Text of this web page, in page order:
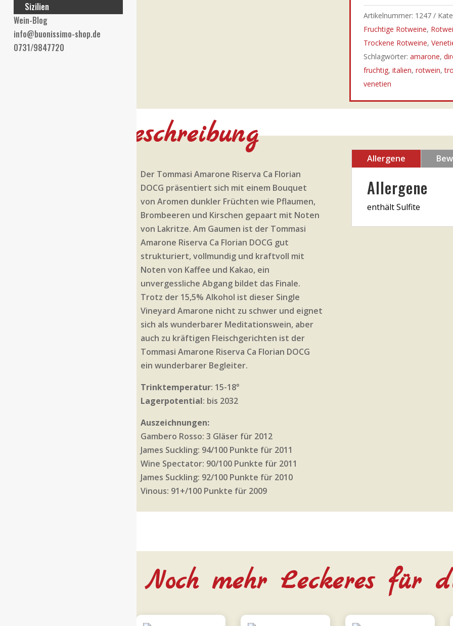
Artikelnummer: 1247
Fruchtige Rotweine,
Trockene Rotweine,
Schlagwörter: amarone,
fruchtig, italien, rotwein,
venetien
Beschreibung
Der Tommasi Amarone Riserva Ca Florian
DOCG präsentiert sich mit einem Bouquet
von Aromen dunkler Früchten wie Pflaumen,
Brombeeren und Kirschen gepaart mit Noten
von Lakritze. Am Gaumen ist der Tommasi
Amarone Riserva Ca Florian DOCG gut
strukturiert, vollmundig und kraftvoll mit
Noten von Kaffee und Kakao, ein
unvergessliche Abgang bildet das Finale.
Trotz der 15,5% Alkohol ist dieser Single
Vineyard Amarone nicht zu schwer und eignet
sich als wunderbarer Meditationswein, aber
auch zu kräftigen Fleischgerichten ist der
Tommasi Amarone Riserva Ca Florian DOCG
ein wunderbarer Begleiter.
Trinktemperatur: 15-18°
Lagerpotential: bis 2032
Auszeichnungen:
Gambero Rosso: 3 Gläser für 2012
James Suckling: 94/100 Punkte für 2011
Wine Spectator: 90/100 Punkte für 2011
James Suckling: 92/100 Punkte für 2010
Vinous: 91+/100 Punkte für 2009
Allergene
Allergene
enthält Sulfite
Noch mehr Leckeres für
Sizilien
Wein-Blog
info@buonissimo-shop.de
0731/9847720